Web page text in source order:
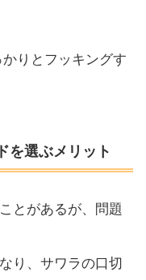
りとフッキングす
を選ぶメリット
とがあるが、問題
り、サワラの口切